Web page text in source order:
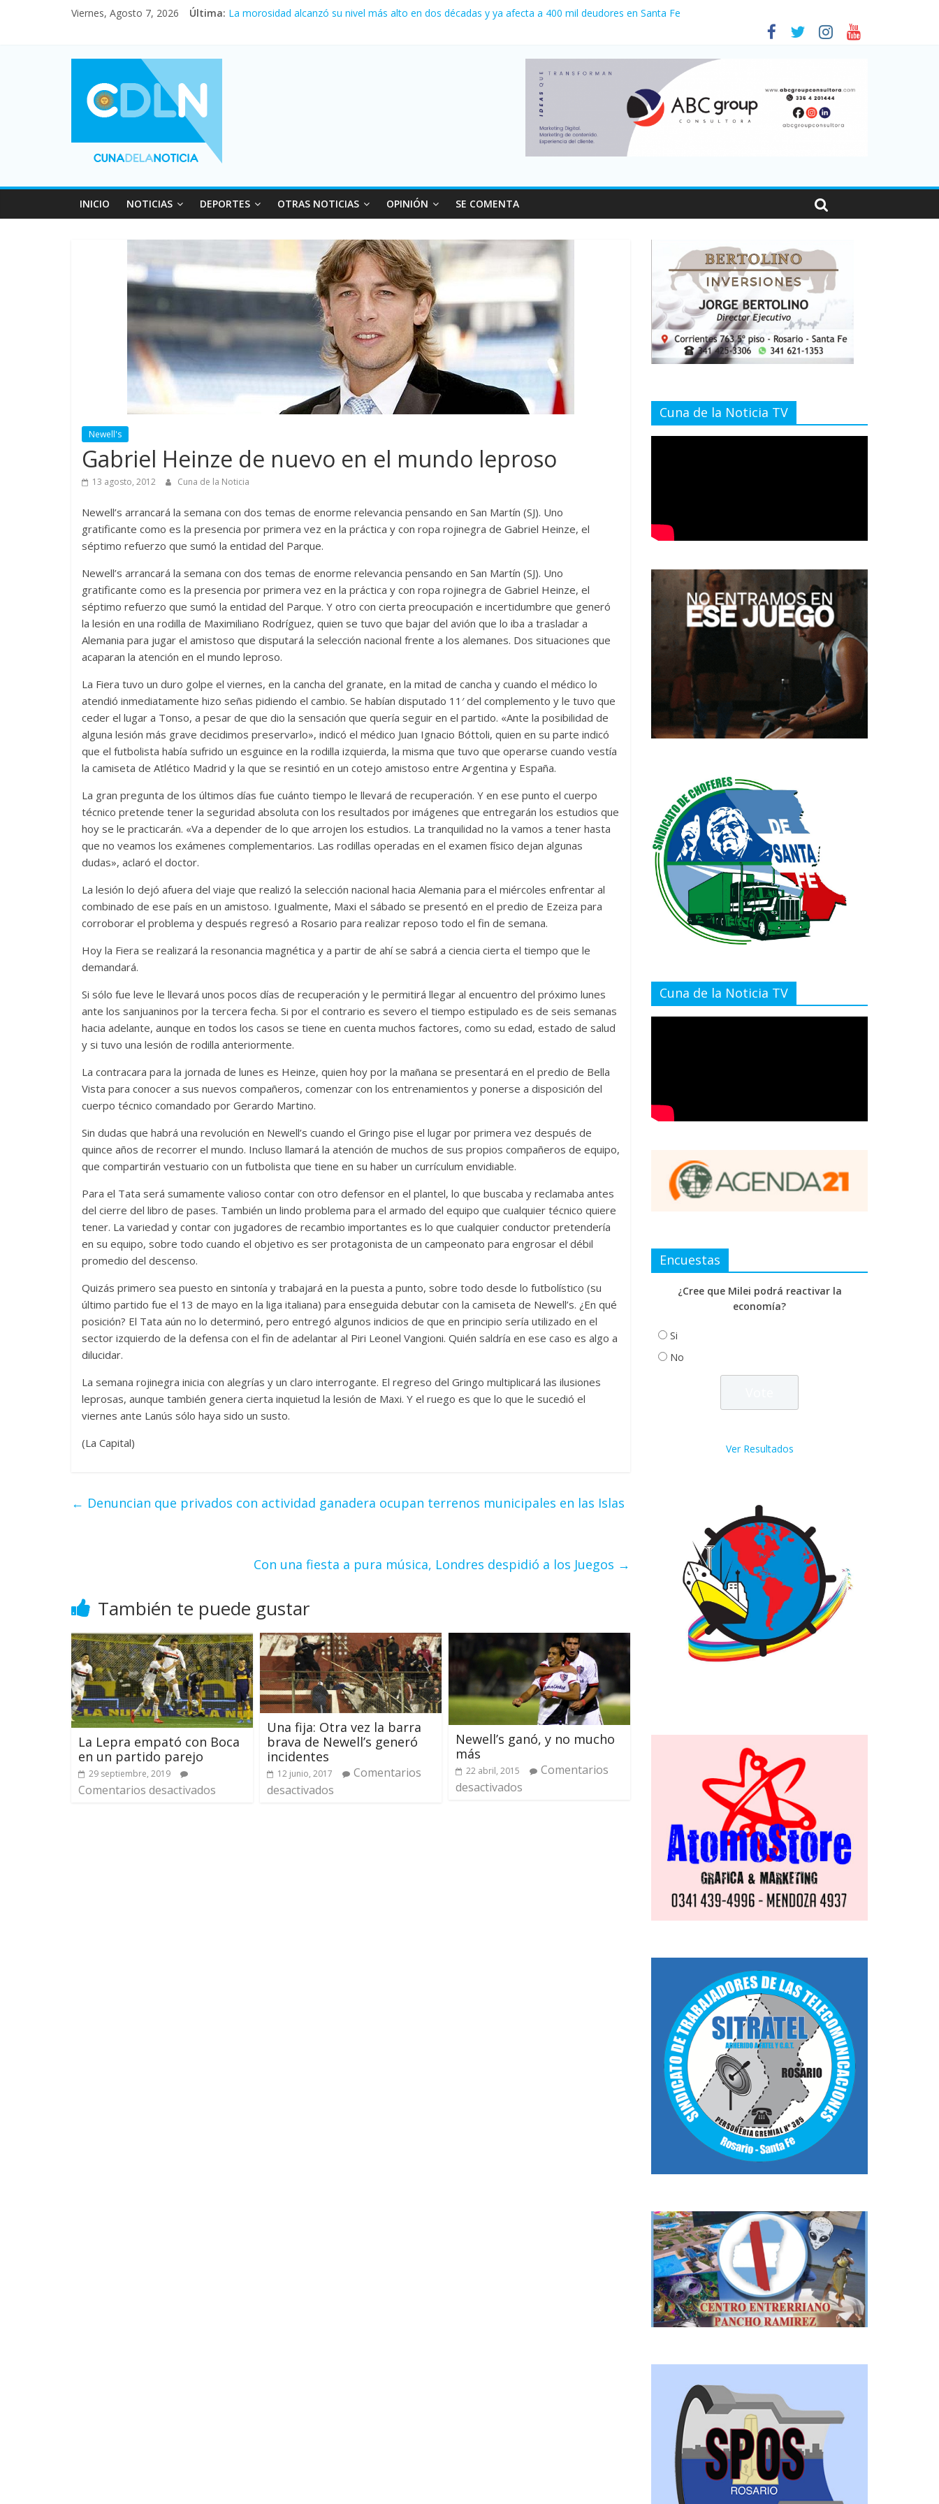
Viernes, Agosto 7, 2026 Última: La morosidad alcanzó su nivel más alto en dos décadas y ya afecta a 400 mil deudores en Santa Fe
Fuerte caída de la venta de autos usados en julio: bajó un 12,6% interanual
INICIO NOTICIAS DEPORTES OTRAS NOTICIAS OPINIÓN SE COMENTA
Newell's
Gabriel Heinze de nuevo en el mundo leproso
13 agosto, 2012 Cuna de la Noticia
Newell’s arrancará la semana con dos temas de enorme relevancia pensando en San Martín (SJ). Uno
gratificante como es la presencia por primera vez en la práctica y con ropa rojinegra de Gabriel Heinze, el
séptimo refuerzo que sumó la entidad del Parque.
Newell’s arrancará la semana con dos temas de enorme relevancia pensando en San Martín (SJ). Uno
gratificante como es la presencia por primera vez en la práctica y con ropa rojinegra de Gabriel Heinze, el
séptimo refuerzo que sumó la entidad del Parque. Y otro con cierta preocupación e incertidumbre que generó
la lesión en una rodilla de Maximiliano Rodríguez, quien se tuvo que bajar del avión que lo iba a trasladar a
Alemania para jugar el amistoso que disputará la selección nacional frente a los alemanes. Dos situaciones que
acaparan la atención en el mundo leproso.
La Fiera tuvo un duro golpe el viernes, en la cancha del granate, en la mitad de cancha y cuando el médico lo
atendió inmediatamente hizo señas pidiendo el cambio. Se habían disputado 11′ del complemento y le tuvo que
ceder el lugar a Tonso, a pesar de que dio la sensación que quería seguir en el partido. «Ante la posibilidad de
alguna lesión más grave decidimos preservarlo», indicó el médico Juan Ignacio Bóttoli, quien en su parte indicó
que el futbolista había sufrido un esguince en la rodilla izquierda, la misma que tuvo que operarse cuando vestía
la camiseta de Atlético Madrid y la que se resintió en un cotejo amistoso entre Argentina y España.
La gran pregunta de los últimos días fue cuánto tiempo le llevará de recuperación. Y en ese punto el cuerpo
técnico pretende tener la seguridad absoluta con los resultados por imágenes que entregarán los estudios que
hoy se le practicarán. «Va a depender de lo que arrojen los estudios. La tranquilidad no la vamos a tener hasta
que no veamos los exámenes complementarios. Las rodillas operadas en el examen físico dejan algunas
dudas», aclaró el doctor.
La lesión lo dejó afuera del viaje que realizó la selección nacional hacia Alemania para el miércoles enfrentar al
combinado de ese país en un amistoso. Igualmente, Maxi el sábado se presentó en el predio de Ezeiza para
corroborar el problema y después regresó a Rosario para realizar reposo todo el fin de semana.
Hoy la Fiera se realizará la resonancia magnética y a partir de ahí se sabrá a ciencia cierta el tiempo que le
demandará.
Si sólo fue leve le llevará unos pocos días de recuperación y le permitirá llegar al encuentro del próximo lunes
ante los sanjuaninos por la tercera fecha. Si por el contrario es severo el tiempo estipulado es de seis semanas
hacia adelante, aunque en todos los casos se tiene en cuenta muchos factores, como su edad, estado de salud
y si tuvo una lesión de rodilla anteriormente.
La contracara para la jornada de lunes es Heinze, quien hoy por la mañana se presentará en el predio de Bella
Vista para conocer a sus nuevos compañeros, comenzar con los entrenamientos y ponerse a disposición del
cuerpo técnico comandado por Gerardo Martino.
Sin dudas que habrá una revolución en Newell’s cuando el Gringo pise el lugar por primera vez después de
quince años de recorrer el mundo. Incluso llamará la atención de muchos de sus propios compañeros de equipo,
que compartirán vestuario con un futbolista que tiene en su haber un currículum envidiable.
Para el Tata será sumamente valioso contar con otro defensor en el plantel, lo que buscaba y reclamaba antes
del cierre del libro de pases. También un lindo problema para el armado del equipo que cualquier técnico quiere
tener. La variedad y contar con jugadores de recambio importantes es lo que cualquier conductor pretendería
en su equipo, sobre todo cuando el objetivo es ser protagonista de un campeonato para engrosar el débil
promedio del descenso.
Quizás primero sea puesto en sintonía y trabajará en la puesta a punto, sobre todo desde lo futbolístico (su
último partido fue el 13 de mayo en la liga italiana) para enseguida debutar con la camiseta de Newell’s. ¿En qué
posición? El Tata aún no lo determinó, pero entregó algunos indicios de que en principio sería utilizado en el
sector izquierdo de la defensa con el fin de adelantar al Piri Leonel Vangioni. Quién saldría en ese caso es algo a
dilucidar.
La semana rojinegra inicia con alegrías y un claro interrogante. El regreso del Gringo multiplicará las ilusiones
leprosas, aunque también genera cierta inquietud la lesión de Maxi. Y el ruego es que lo que le sucedió el
viernes ante Lanús sólo haya sido un susto.
(La Capital)
← Denuncian que privados con actividad ganadera ocupan terrenos municipales en las Islas
Con una fiesta a pura música, Londres despidió a los Juegos →
También te puede gustar
La Lepra empató con Boca
en un partido parejo
29 septiembre, 2019
Comentarios desactivados
Una fija: Otra vez la barra
brava de Newell’s generó
incidentes
12 junio, 2017
Comentarios
desactivados
Newell’s ganó, y no mucho
más
22 abril, 2015
Comentarios
desactivados
Cuna de la Noticia TV
Cuna de la Noticia TV
Encuestas
¿Cree que Milei podrá reactivar la
economía?
Si
No
Ver Resultados